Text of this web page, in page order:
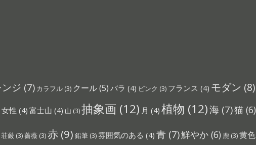
ジ (7) カラフル (3) クール(5) バラ (4) ピンク (3) フランス (4) モダン (8)
女性 (4) 富士山 (4) 山 (3)抽象画 (12) 月 (4) 植物 (12)海 (7)猫 (6)
荘厳 (3)薔薇 (3)赤 (9) 鉛筆 (3)雰囲気のある (4) 青 (7)鮮やか (6) 鹿 (3)黄色